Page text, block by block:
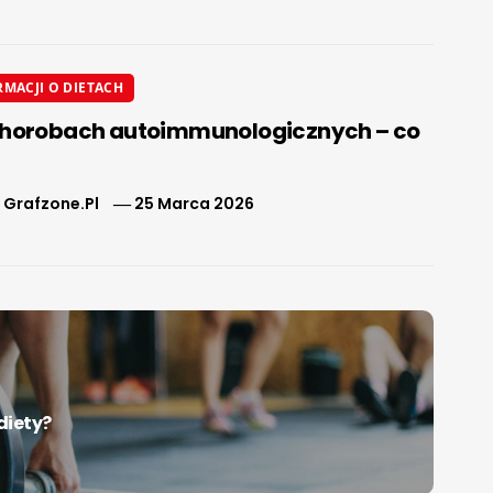
O DIETACH
autoimmunologicznych – co
25 Marca 2026